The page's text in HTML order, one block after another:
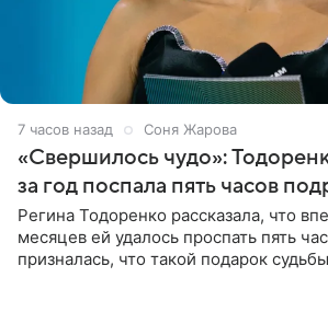
7 часов назад Соня Жарова
«Свершилось чудо»:
за год поспала пять часов
Регина Тодоренко рассказала, что
месяцев ей удалось проспать пять
призналась, что такой подарок